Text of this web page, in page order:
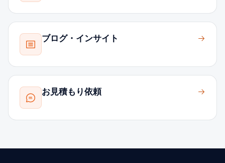
ブログ・インサイト
お見積もり依頼